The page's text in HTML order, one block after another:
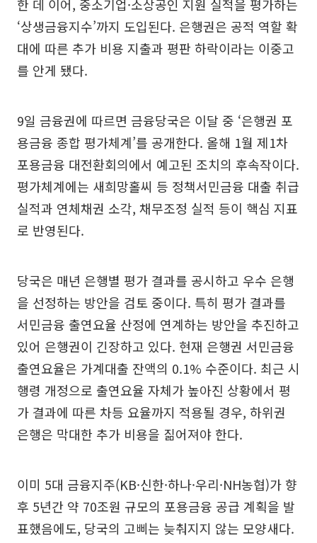
한 데 이어, 중소기업·소상공인 지원 실적을 평가하는
‘상생금융지수’까지 도입된다. 은행권은 공적 역할 확
대에 따른 추가 비용 지출과 평판 하락이라는 이중고
를 안게 됐다.
9일 금융권에 따르면 금융당국은 이달 중 ‘은행권 포
용금융 종합 평가체계’를 공개한다. 올해 1월 제1차
포용금융 대전환회의에서 예고된 조치의 후속작이다.
평가체계에는 새희망홀씨 등 정책서민금융 대출 취급
실적과 연체채권 소각, 채무조정 실적 등이 핵심 지표
로 반영된다.
당국은 매년 은행별 평가 결과를 공시하고 우수 은행
을 선정하는 방안을 검토 중이다. 특히 평가 결과를
서민금융 출연요율 산정에 연계하는 방안을 추진하고
있어 은행권이 긴장하고 있다. 현재 은행권 서민금융
출연요율은 가계대출 잔액의 0.1% 수준이다. 최근 시
행령 개정으로 출연요율 자체가 높아진 상황에서 평
가 결과에 따른 차등 요율까지 적용될 경우, 하위권
은행은 막대한 추가 비용을 짊어져야 한다.
이미 5대 금융지주(KB·신한·하나·우리·NH농협)가 향
후 5년간 약 70조원 규모의 포용금융 공급 계획을 발
표했음에도, 당국의 고삐는 늦춰지지 않는 모양새다.